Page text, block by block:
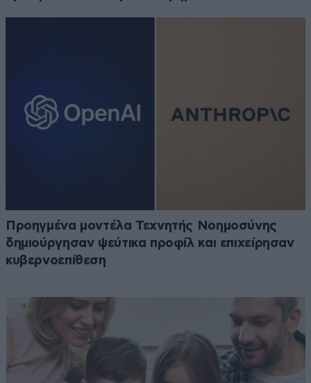
Προηγμένα μοντέλα Τεχνητής Νοημοσύνης
δημιούργησαν ψεύτικα προφίλ και επιχείρησαν
κυβερνοεπίθεση